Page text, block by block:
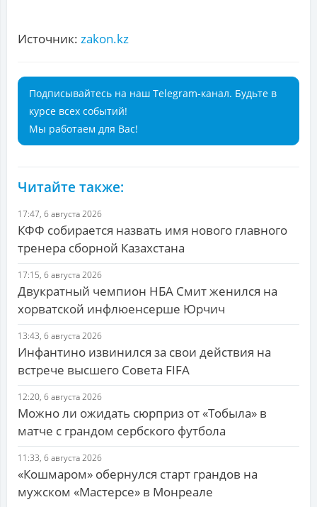
Источник: zakon.kz
Подписывайтесь на наш Telegram-канал. Будьте в
курсе всех событий!
Мы работаем для Вас!
Читайте также:
17:47, 6 августа 2026
КФФ собирается назвать имя нового главного
тренера сборной Казахстана
17:15, 6 августа 2026
Двукратный чемпион НБА Смит женился на
хорватской инфлюенсерше Юрчич
13:43, 6 августа 2026
Инфантино извинился за свои действия на
встрече высшего Совета FIFA
12:20, 6 августа 2026
Можно ли ожидать сюрприз от «Тобыла» в
матче с грандом сербского футбола
11:33, 6 августа 2026
«Кошмаром» обернулся старт грандов на
мужском «Мастерсе» в Монреале